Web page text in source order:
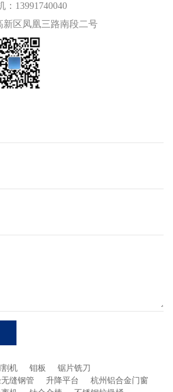
13991740040
区凤凰三路南段二号
机 钼板
锯片铣刀
缝钢管
升降平台
杭州铝合金门窗